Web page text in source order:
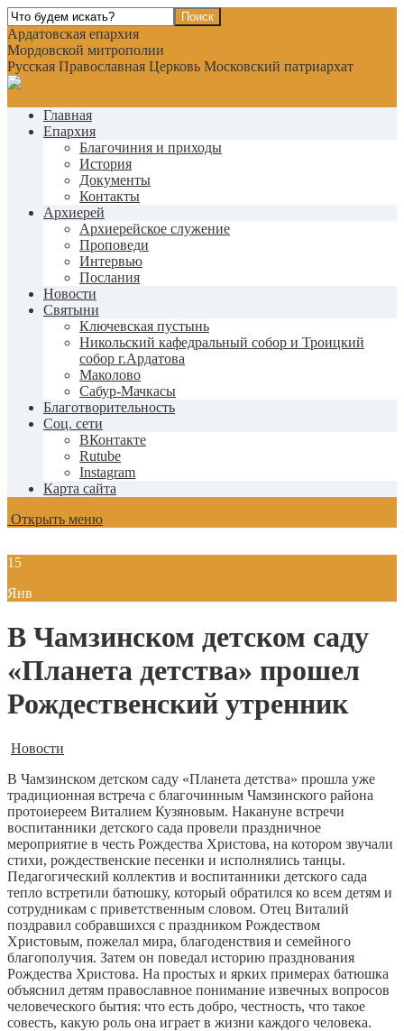
Ардатовская епархия
Мордовской митрополии
Русская Православная Церковь Московский патриархат
Главная
Епархия
Благочиния и приходы
История
Документы
Контакты
Архиерей
Архиерейское служение
Проповеди
Интервью
Послания
Новости
Святыни
Ключевская пустынь
Никольский кафедральный собор и Троицкий
собор г.Ардатова
Маколово
Сабур-Мачкасы
Благотворительность
Соц. сети
ВКонтакте
Rutube
Instagram
Карта сайта
Открыть меню
15
Янв
В Чамзинском детском саду
«Планета детства» прошел
Рождественский утренник
Новости
В Чамзинском детском саду «Планета детства» прошла уже
традиционная встреча с благочинным Чамзинского района
протоиереем Виталием Кузяновым. Накануне встречи
воспитанники детского сада провели праздничное
мероприятие в честь Рождества Христова, на котором звучали
стихи, рождественские песенки и исполнялись танцы.
Педагогический коллектив и воспитанники детского сада
тепло встретили батюшку, который обратился ко всем детям и
сотрудникам с приветственным словом. Отец Виталий
поздравил собравшихся с праздником Рождеством
Христовым, пожелал мира, благоденствия и семейного
благополучия. Затем он поведал историю празднования
Рождества Христова. На простых и ярких примерах батюшка
объяснил детям православное понимание извечных вопросов
человеческого бытия: что есть добро, честность, что такое
совесть, какую роль она играет в жизни каждого человека.